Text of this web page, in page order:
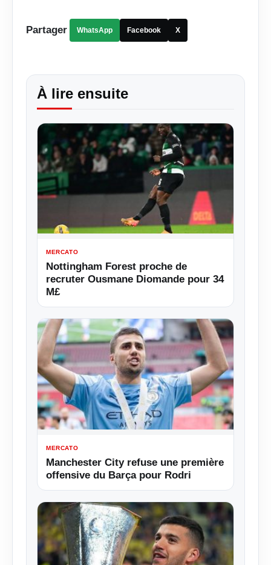
Partager WhatsApp Facebook X
À lire ensuite
MERCATO
Nottingham Forest proche de
recruter Ousmane Diomande pour 34
M£
MERCATO
Manchester City refuse une première
offensive du Barça pour Rodri